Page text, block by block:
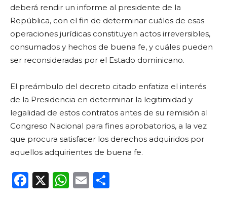
deberá rendir un informe al presidente de la
República, con el fin de determinar cuáles de esas
operaciones jurídicas constituyen actos irreversibles,
consumados y hechos de buena fe, y cuáles pueden
ser reconsideradas por el Estado dominicano.
El preámbulo del decreto citado enfatiza el interés
de la Presidencia en determinar la legitimidad y
legalidad de estos contratos antes de su remisión al
Congreso Nacional para fines aprobatorios, a la vez
que procura satisfacer los derechos adquiridos por
aquellos adquirientes de buena fe.
F
X
W E